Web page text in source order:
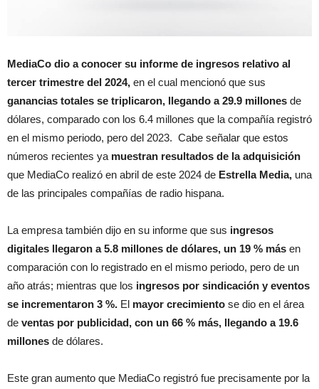
MediaCo dio a conocer su informe de ingresos relativo al
tercer trimestre del 2024, en el cual mencionó que sus
ganancias totales se triplicaron, llegando a 29.9 millones de
dólares, comparado con los 6.4 millones que la compañía registró
en el mismo periodo, pero del 2023. Cabe señalar que estos
números recientes ya muestran resultados de la adquisición
que MediaCo realizó en abril de este 2024 de Estrella Media, una
de las principales compañías de radio hispana.
La empresa también dijo en su informe que sus ingresos
digitales llegaron a 5.8 millones de dólares, un 19 % más en
comparación con lo registrado en el mismo periodo, pero de un
año atrás; mientras que los ingresos por sindicación y eventos
se incrementaron 3 %. El mayor crecimiento se dio en el área
de ventas por publicidad, con un 66 % más, llegando a 19.6
millones de dólares.
Este gran aumento que MediaCo registró fue precisamente por la